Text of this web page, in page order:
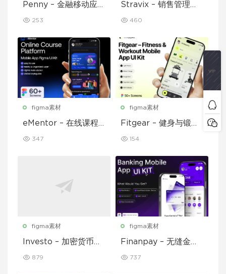
Penny – 金融移动应用
253
Stravix – 销售管理仪
460
figma素材
eMentor – 在线课程
UI Kit
347
figma素材
Fitgear – 健身与锻炼
154
figma素材
Investo – 加密货币应
879
figma素材
Finanpay – 无缝金融
737